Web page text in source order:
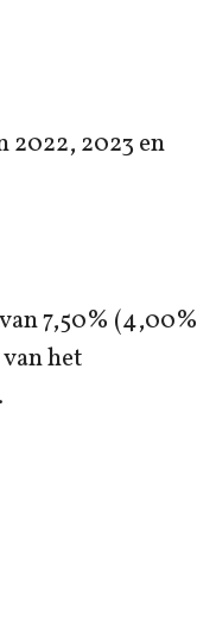
2022, 2023 en
7,50% (4,00%
het